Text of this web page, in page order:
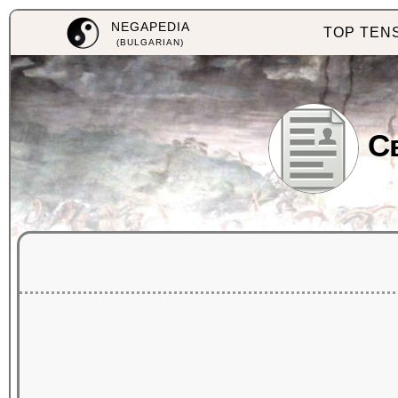
NEGAPEDIA
(BULGARIAN)
TOP